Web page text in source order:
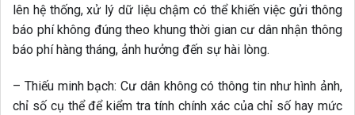
lên hệ thống, xử lý dữ liệu chậm có thể khiến việc gửi thông
báo phí không đúng theo khung thời gian cư dân nhận thông
báo phí hàng tháng, ảnh hưởng đến sự hài lòng.
– Thiếu minh bạch: Cư dân không có thông tin như hình ảnh,
chỉ số cụ thể để kiểm tra tính chính xác của chỉ số hay mức